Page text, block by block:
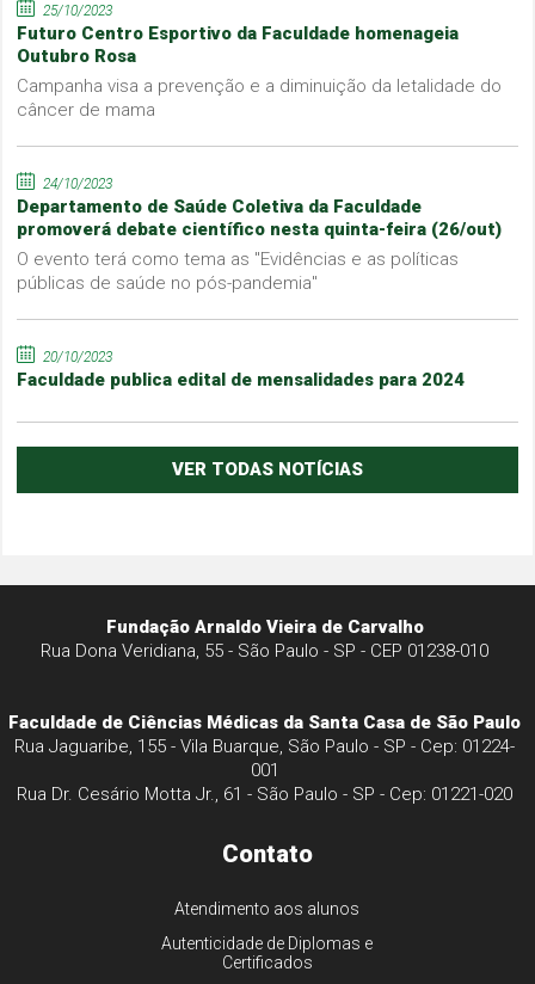
25/10/2023
Futuro Centro Esportivo da Faculdade homenageia
Outubro Rosa
Campanha visa a prevenção e a diminuição da letalidade do
câncer de mama
24/10/2023
Departamento de Saúde Coletiva da Faculdade
promoverá debate científico nesta quinta-feira (26/out)
O evento terá como tema as "Evidências e as políticas
públicas de saúde no pós-pandemia"
20/10/2023
Faculdade publica edital de mensalidades para 2024
VER TODAS NOTÍCIAS
Fundação Arnaldo Vieira de Carvalho
Rua Dona Veridiana, 55 - São Paulo - SP - CEP 01238-010
Faculdade de Ciências Médicas da Santa Casa de São Paulo
Rua Jaguaribe, 155 - Vila Buarque, São Paulo - SP - Cep: 01224-
001
Rua Dr. Cesário Motta Jr., 61 - São Paulo - SP - Cep: 01221-020
Contato
Atendimento aos alunos
Autenticidade de Diplomas e
Certificados